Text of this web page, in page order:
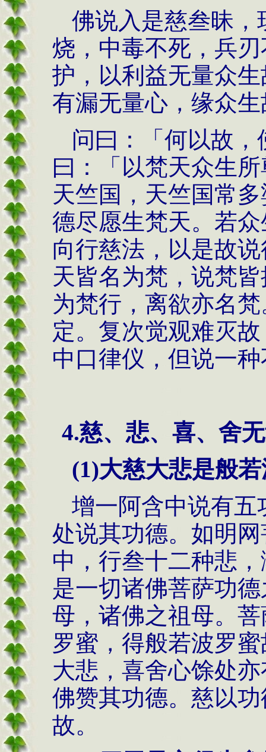
佛说入是慈叁昧
烧，中毒不死，兵
护，以利益无量众
有漏无量心，缘众
问曰：「何以故
曰：「以梵天众生
天竺国，天竺国常
德尽愿生梵天。若
向行慈法，以是故
天皆名为梵，说梵
为梵行，离欲亦名
定。复次觉观难灭
中口律仪，但说一
4.慈、悲、喜、舍
(1)大慈大悲是般
增一阿含中说有
处说其功德。如明
中，行叁十二种悲
是一切诸佛菩萨功
母，诸佛之祖母。
罗蜜，得般若波罗
大悲，喜舍心馀处
佛赞其功德。慈以
故。